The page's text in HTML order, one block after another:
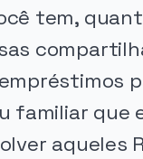
tem,
familiar que
aqueles